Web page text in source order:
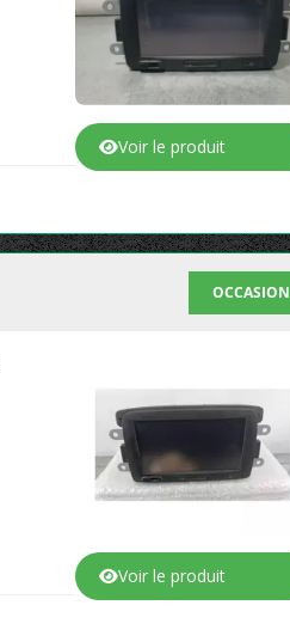
Voir le produit
OCCASION
Voir le produit